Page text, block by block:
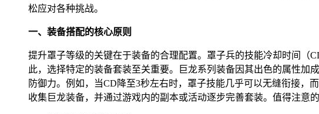
松应对各种挑战。
一、装备搭配的核心原则
提升罩子等级的关键在于装备的合理配置。罩子兵的技能冷却时间（
此，选择特定的装备套装至关重要。巨龙系列装备因其出色的属性加
防御力。例如，当CD降至3秒左右时，罩子技能几乎可以无缝衔接
收集巨龙装备，并通过游戏内的副本或活动逐步完善套装。值得注意